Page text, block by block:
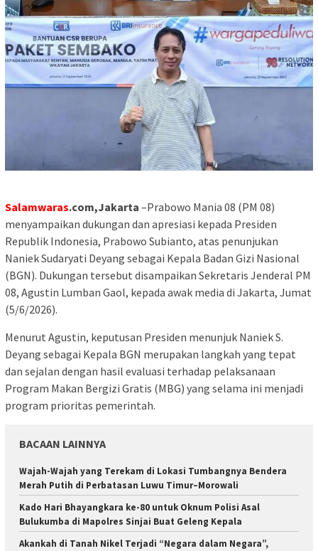
Salamwaras.com,Jakarta –Prabowo Mania 08 (PM 08)
menyampaikan dukungan dan apresiasi kepada Presiden
Republik Indonesia, Prabowo Subianto, atas penunjukan
Naniek Sudaryati Deyang sebagai Kepala Badan Gizi Nasional
(BGN). Dukungan tersebut disampaikan Sekretaris Jenderal PM
08, Agustin Lumban Gaol, kepada awak media di Jakarta, Jumat
(5/6/2026).
Menurut Agustin, keputusan Presiden menunjuk Naniek S.
Deyang sebagai Kepala BGN merupakan langkah yang tepat
dan sejalan dengan hasil evaluasi terhadap pelaksanaan
Program Makan Bergizi Gratis (MBG) yang selama ini menjadi
program prioritas pemerintah.
BACAAN LAINNYA
Wajah-Wajah yang Terekam di Lokasi Tumbangnya Bendera
Merah Putih di Perbatasan Luwu Timur–Morowali
Kado Hari Bhayangkara ke-80 untuk Oknum Polisi Asal
Bulukumba di Mapolres Sinjai Buat Geleng Kepala
Akankah di Tanah Nikel Terjadi “Negara dalam Negara”,